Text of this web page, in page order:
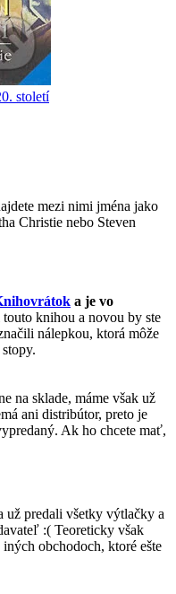
století
mezi nimi jména jako
Christie nebo Steven
a je vo
knihou a novou by ste
nálepkou, ktorá môže
na sklade, máme však už
ani distribútor, preto je
Ak ho chcete mať,
už predali všetky výtlačky a
:( Teoreticky však
obchodoch, ktoré ešte